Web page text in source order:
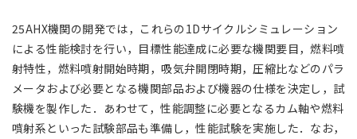
25AHX機関の開発では，これらの1Dサイクルシミュレーション
による性能検討を行い，目標性能達成に必要な機関要目，燃料噴
射特性，燃料噴射開始時期，吸気弁開閉時期，圧縮比などのパラ
メータおよび必要となる機関部品および機器の仕様を決定し，試
験機を製作した．あわせて，性能調整に必要となるカム軸や燃料
噴射系といった試験部品も準備し，性能試験を実施した．なお，